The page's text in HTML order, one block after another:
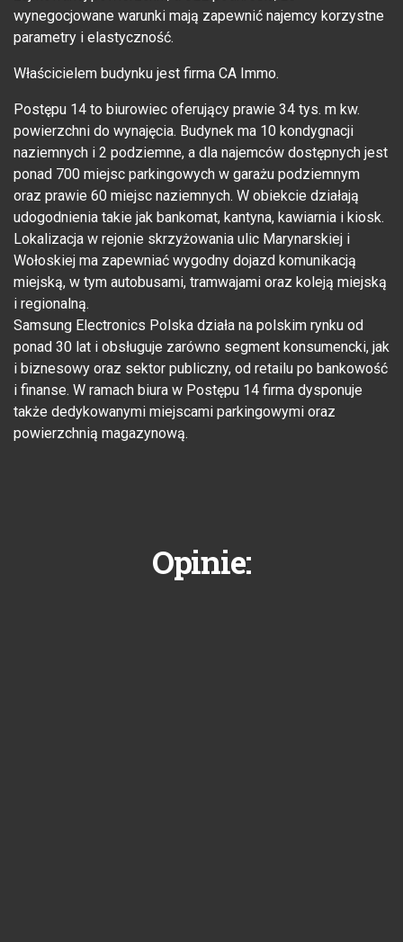
wynegocjowane warunki mają zapewnić najemcy korzystne
parametry i elastyczność.
Właścicielem budynku jest firma CA Immo.
Postępu 14 to biurowiec oferujący prawie 34 tys. m kw.
powierzchni do wynajęcia. Budynek ma 10 kondygnacji
naziemnych i 2 podziemne, a dla najemców dostępnych jest
ponad 700 miejsc parkingowych w garażu podziemnym
oraz prawie 60 miejsc naziemnych. W obiekcie działają
udogodnienia takie jak bankomat, kantyna, kawiarnia i kiosk.
Lokalizacja w rejonie skrzyżowania ulic Marynarskiej i
Wołoskiej ma zapewniać wygodny dojazd komunikacją
miejską, w tym autobusami, tramwajami oraz koleją miejską
i regionalną.
Samsung Electronics Polska działa na polskim rynku od
ponad 30 lat i obsługuje zarówno segment konsumencki, jak
i biznesowy oraz sektor publiczny, od retailu po bankowość
i finanse. W ramach biura w Postępu 14 firma dysponuje
także dedykowanymi miejscami parkingowymi oraz
powierzchnią magazynową.
Opinie: